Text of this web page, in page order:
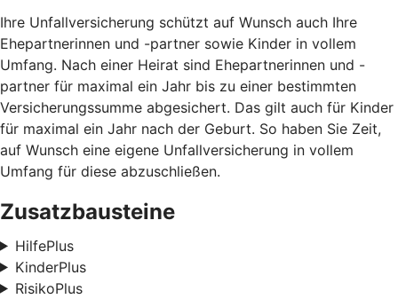
Ihre Unfallversicherung schützt auf Wunsch auch Ihre
Ehepartnerinnen und -partner sowie Kinder in vollem
Umfang. Nach einer Heirat sind Ehepartnerinnen und -
partner für maximal ein Jahr bis zu einer bestimmten
Versicherungssumme abgesichert. Das gilt auch für Kinder
für maximal ein Jahr nach der Geburt. So haben Sie Zeit,
auf Wunsch eine eigene Unfallversicherung in vollem
Umfang für diese abzuschließen.
Zusatzbausteine
HilfePlus
KinderPlus
RisikoPlus